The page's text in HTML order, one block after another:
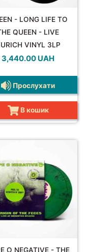
- LONG LIFE TO
QUEEN - LIVE
VINYL 3LP
3,440.00 UAH
Прослухати
В кошик
O NEGATIVE - THE